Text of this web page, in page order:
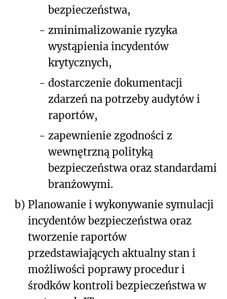
bezpieczeństwa,
- zminimalizowanie ryzyka
wystąpienia incydentów
krytycznych,
- dostarczenie dokumentacji
zdarzeń na potrzeby audytów i
raportów,
- zapewnienie zgodności z
wewnętrzną polityką
bezpieczeństwa oraz standardami
branżowymi.
b) Planowanie i wykonywanie symulacji
incydentów bezpieczeństwa oraz
tworzenie raportów
przedstawiających aktualny stan i
możliwości poprawy procedur i
środków kontroli bezpieczeństwa w